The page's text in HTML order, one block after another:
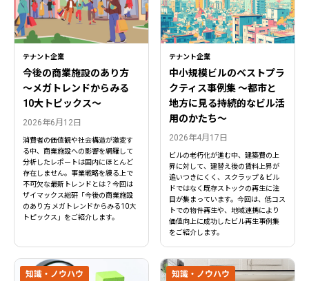
テナント企業
今後の商業施設のあり方
〜メガトレンドからみる
10大トピックス〜
2026年6月12日
消費者の価値観や社会構造が激変す
る中、商業施設への影響を網羅して
分析したレポートは国内にほとんど
存在しません。事業戦略を練る上で
不可欠な最新トレンドとは？今回は
ザイマックス総研「今後の商業施設
のあり方 メガトレンドからみる10大
トピックス」をご紹介します。
テナント企業
中小規模ビルのベストプラ
クティス事例集 ～都市と
地方に見る持続的なビル活
用のかたち～
2026年4月17日
ビルの老朽化が進む中、建築費の上
昇に対して、建替え後の賃料上昇が
追いつきにくく、スクラップ＆ビル
ドではなく既存ストックの再生に注
目が集まっています。今回は、低コス
トでの物件再生や、地域連携により
価値向上に成功したビル再生事例集
をご紹介します。
知識・ノウハウ 知識・ノウハウ